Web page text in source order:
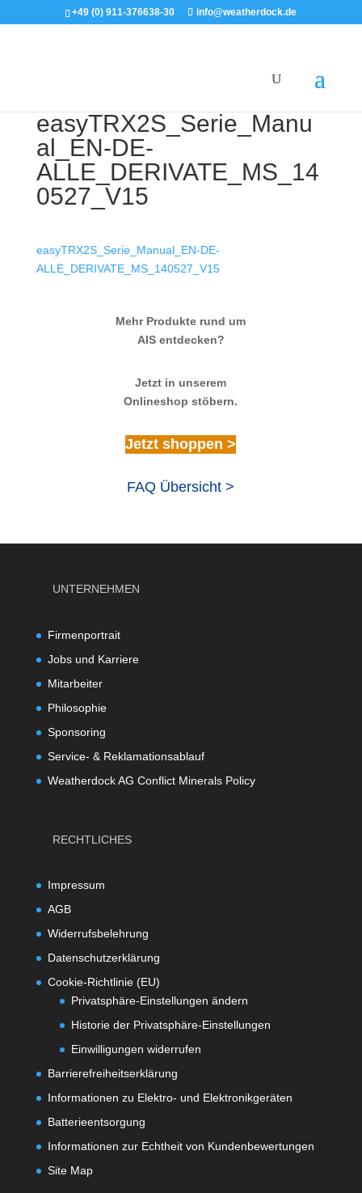
+49 (0) 911-376638-30 info@weatherdock.de
easyTRX2S_Serie_Manu
al_EN-DE-
ALLE_DERIVATE_MS_14
0527_V15
easyTRX2S_Serie_Manual_EN-DE-
ALLE_DERIVATE_MS_140527_V15
Mehr Produkte rund um
AIS entdecken?
Jetzt in unserem
Onlineshop stöbern.
Jetzt shoppen >
FAQ Übersicht >
UNTERNEHMEN
Firmenportrait
Jobs und Karriere
Mitarbeiter
Philosophie
Sponsoring
Service- & Reklamationsablauf
Weatherdock AG Conflict Minerals Policy
RECHTLICHES
Impressum
AGB
Widerrufsbelehrung
Datenschutzerklärung
Cookie-Richtlinie (EU)
Privatsphäre-Einstellungen ändern
Historie der Privatsphäre-Einstellungen
Einwilligungen widerrufen
Barrierefreiheitserklärung
Informationen zu Elektro- und Elektronikgeräten
Batterieentsorgung
Informationen zur Echtheit von Kundenbewertungen
Site Map